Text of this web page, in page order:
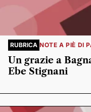
RUBRICA NOTE A PIÈ DI
Un grazie a
Ebe Stignani